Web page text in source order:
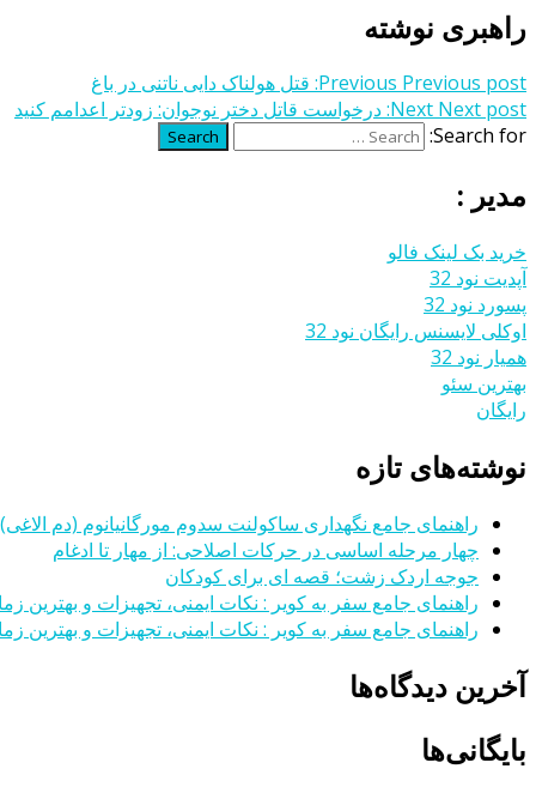
راهبری نوشته
Previous Previous post:
قتل هولناک دایی ناتنی در باغ
Next Next post:
درخواست قاتل دختر نوجوان: زودتر اعدامم کنید
Search for:
Search
مدیر :
خرید بک لینک فالو
آپدیت نود 32
پسورد نود 32
اوکلی لایسنس رایگان نود 32
همیار نود 32
بهترین سئو
رایگان
نوشته‌های تازه
راهنمای جامع نگهداری ساکولنت سدوم مورگانیانوم (دم الاغی)
چهار مرحله اساسی در حرکات اصلاحی: از مهار تا ادغام
جوجه اردک زشت؛ قصه ای برای کودکان
راهنمای جامع سفر به کویر : نکات ایمنی، تجهیزات و بهترین
راهنمای جامع سفر به کویر : نکات ایمنی، تجهیزات و بهترین
آخرین دیدگاه‌ها
بایگانی‌ها